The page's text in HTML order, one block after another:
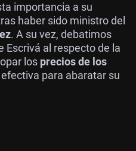
importancia a su
haber sido ministro del
. A su vez, debatimos
Escrivá al respecto de la
los precios de los
para abaratar su